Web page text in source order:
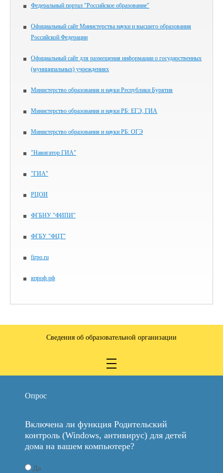
Федеральный портал "Российское образование"
Официальный сайт Министерства науки и высшего образования
Российской Федерации
Официальный сайт для размещения информации о государственных
(муниципальных) учреждениях
Министерство образования и науки Республики Бурятия
Министерство образования и науки РБ: ЕГЭ, ГИА
Министерство образования и науки РБ: ОГЭ
"Навигатор ГИА"
"ГИА"
РЦОИ
ФГБНУ "ФИПИ"
ФГБУ "ФЦТ"
firpo.ru
япроф.рф
Сведения об образовательной организации
Опрос
Включена ли функция Родительский
контроль (Windows, антивирус) для детей
дома на вашем компьютере?
Да